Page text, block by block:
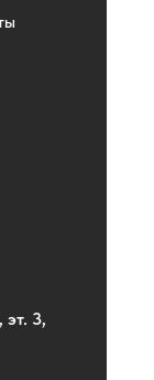
эт. 3,